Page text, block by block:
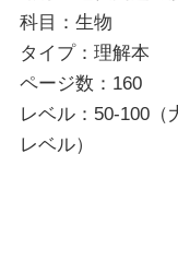
科目：生物
タイプ：理解本
ページ数：160
レベル：50-100（
レベル）